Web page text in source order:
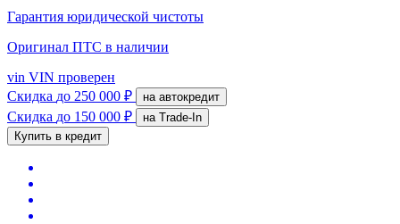
Гарантия юридической чистоты
Оригинал ПТС в наличии
vin VIN проверен
Скидка до 250 000 ₽ на автокредит
Скидка до 150 000 ₽
на Trade-In
Купить в кредит